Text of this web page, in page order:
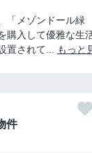
「メゾンドール緑
購入して優雅な生
置されて...
もっと
件